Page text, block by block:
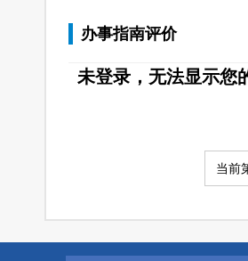
办事指南评价
未登录，无法显示您
当前